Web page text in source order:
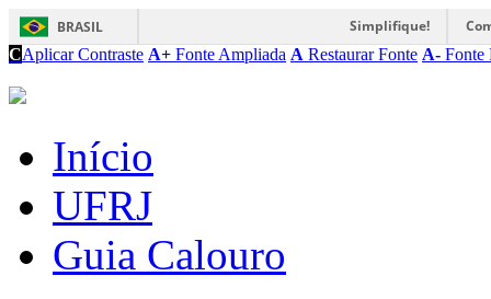
BRASIL Simplifique!
CAplicar Contraste A+ Fonte Ampliada A Restaurar Fonte A- Fonte
Início
UFRJ
Guia Calouro